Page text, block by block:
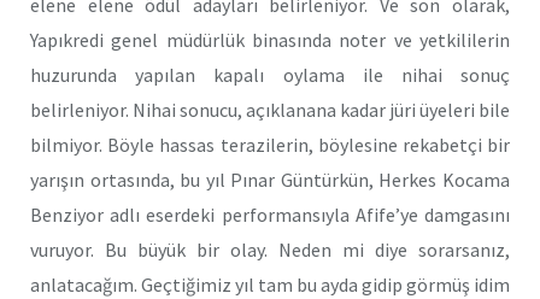
Yapıkredi genel müdürlük binasında noter ve yetkililerin
huzurunda yapılan kapalı oylama ile nihai sonuç
belirleniyor. Nihai sonucu, açıklanana kadar jüri üyeleri bile
bilmiyor. Böyle hassas terazilerin, böylesine rekabetçi bir
yarışın ortasında, bu yıl Pınar Güntürkün, Herkes Kocama
Benziyor adlı eserdeki performansıyla Afife’ye damgasını
vuruyor. Bu büyük bir olay. Neden mi diye sorarsanız,
anlatacağım. Geçtiğimiz yıl tam bu ayda gidip görmüş idim